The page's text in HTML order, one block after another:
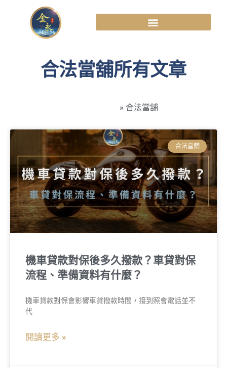
合法當舖所有文章
» 合法當舖
合法當舖
機車貸款對保後多久撥款？車貸對保
流程、準備資料有什麼？
機車貸款對保會影響車貸撥款時間，接到照會電話並不
代
閱讀更多 »